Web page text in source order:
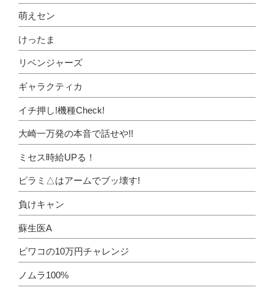
萌えセン
けったま
リベンジャーズ
ギャラクティカ
イチ押し!機種Check!
大崎一万発の本音で話せや!!
ミセス時給UPる！
ピラミ△はアームでブッ壊す!
負けキャン
蘇生医A
ビワコの10万円チャレンジ
ノムラ100%